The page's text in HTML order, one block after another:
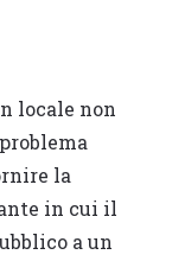
locale non
la
in cui il
a un